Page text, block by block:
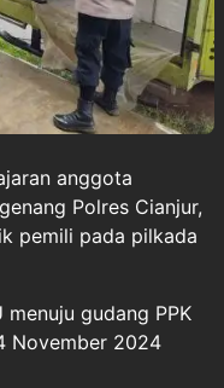
anggota
Polres Cianjur,
pemili pada pilkada
gudang PPK
November 2024